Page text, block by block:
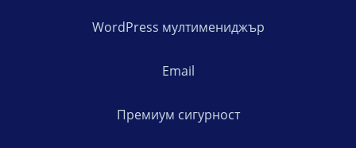
WordPress мултимениджър
Email
Премиум сигурност